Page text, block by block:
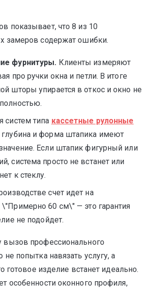
показывает, что 8 из 10
замеров содержат ошибки.
фурнитуры. Клиенты измеряют
про ручки окна и петли. В итоге
шторы упирается в откос и окно не
систем типа кассетные рулонные
глубина и форма штапика имеют
Если штапик фигурный или
система просто не встанет или
к стеклу.
счет идет на
60 см\" — это гарантия
не подойдет.
вызов профессионального
попытка навязать услугу, а
готовое изделие встанет идеально.
особенности оконного профиля,